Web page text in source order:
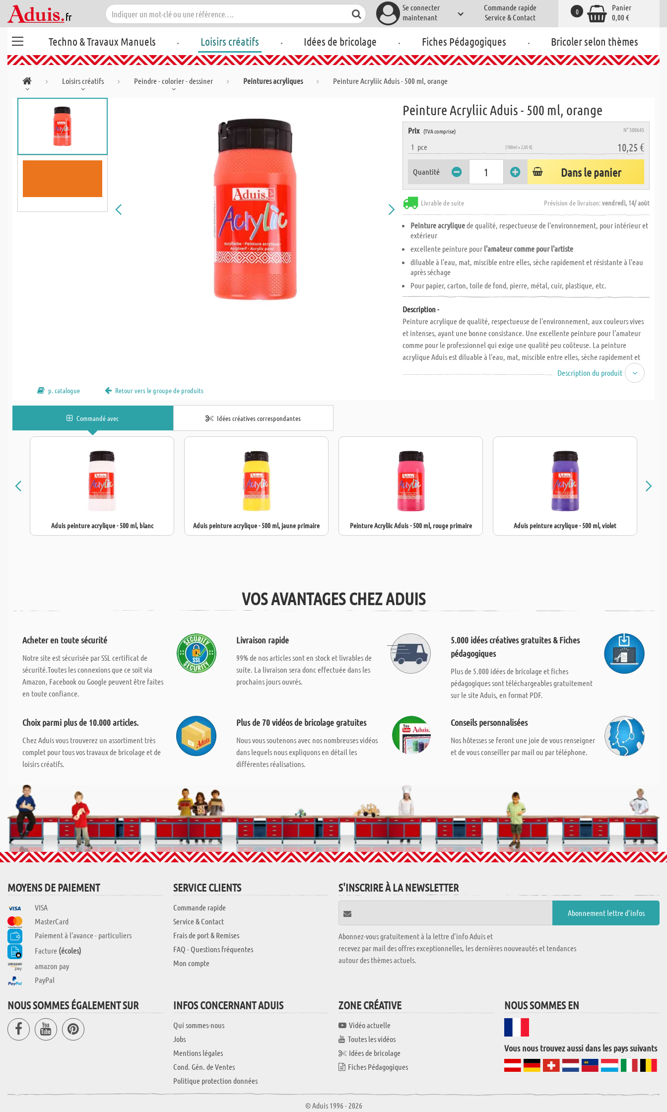
Se connecter
maintenant
Commande rapide
Service & Contact
Panier
0,00 €
0
Techno & Travaux Manuels . Loisirs créatifs . Idées de bricolage . Fiches Pédagogiques . Bricoler selon thèmes
Loisirs créatifs Peindre - colorier - dessiner Peintures acryliques Peinture Acryliic Aduis - 500 ml, orange
Peinture Acryliic Aduis - 500 ml, orange
Prix (TVA comprise) N° 500645
1 pce (100ml = 2,05 €) 10,25 €
Quantité Dans le panier
Livrable de suite Prévision de livraison:vendredi, 14/ août
Peinture acryliquede qualité, respectueuse de l'environnement, pour intérieur et
extérieur
excellente peinture pour l'amateur comme pour l'artiste
diluable à l'eau, mat, miscible entre elles, sèche rapidement et résistante à l'eau
après séchage
Pour papier, carton, toile de fond, pierre, métal, cuir, plastique, etc.
Description -
Peinture acrylique de qualité, respectueuse de l'environnement, aux couleurs vives
et intenses, ayant une bonne consistance. Une excellente peinture pour l'amateur
comme pour le professionnel qui exige une qualité peu coûteuse. La peinture
acrylique Aduis est diluable à l'eau, mat, miscible entre elles, sèche rapidement et
résistante à l'eau après séchage. Elle est adaptée à de nombreux supports tels que
papier, carton, toile de fond, pierre, métal, cuir ou de nombreux plastiques. Utilisable
Description du produit
p. catalogue Retour vers le groupe de produits
Commandé avec Idées créatives correspondantes
Aduis peinture acrylique - 500 ml, blanc Aduis peinture acrylique - 500 ml, jaune primaire Peinture Acryliic Aduis - 500 ml, rouge primaire Aduis peinture acrylique - 500 ml, violet
VOS AVANTAGES CHEZ ADUIS
Acheter en toute sécurité
Notre site est sécurisée par SSL certificat de
sécurité.Toutes les connexions que ce soit via
Amazon, Facebook ou Google peuvent être faites
en toute confiance.
Livraison rapide
99% de nos articles sont en stock et livrables de
suite. La livraison sera donc effectuée dans les
prochains jours ouvrés.
5.000 idées créatives gratuites & Fiches
pédagogiques
Plus de 5.000 idées de bricolage et fiches
pédagogiques sont téléchargeables gratuitement
sur le site Aduis, en format PDF.
Choix parmi plus de 10.000 articles.
Chez Aduis vous trouverez un assortiment très
complet pour tous vos travaux de bricolage et de
loisirs créatifs.
Plus de 70 vidéos de bricolage gratuites
Nous vous soutenons avec nos nombreuses vidéos
dans lequels nous expliquons en détail les
différentes réalisations.
Conseils personnalisées
Nos hôtesses se feront une joie de vous renseigner
et de vous conseiller par mail ou par téléphone.
MOYENS DE PAIEMENT
VISA
MasterCard
Paiement à l'avance - particuliers
Facture (écoles)
amazon pay
PayPal
SERVICE CLIENTS
Commande rapide
Service & Contact
Frais de port & Remises
FAQ - Questions fréquentes
Mon compte
S'INSCRIRE À LA NEWSLETTER
Abonnez-vous gratuitement à la lettre d'info Aduis et
recevez par mail des offres exceptionnelles, les dernières nouveautés et tendances
autour des thèmes actuels.
NOUS SOMMES ÉGALEMENT SUR INFOS CONCERNANT ADUIS
Qui sommes-nous
Jobs
Mentions légales
Cond. Gén. de Ventes
Politique protection données
ZONE CRÉATIVE
Vidéo actuelle
Toutes les vidéos
Idées de bricolage
Fiches Pédagogiques
NOUS SOMMES EN
Vous nous trouvez aussi dans les pays suivants
© Aduis 1996 - 2026